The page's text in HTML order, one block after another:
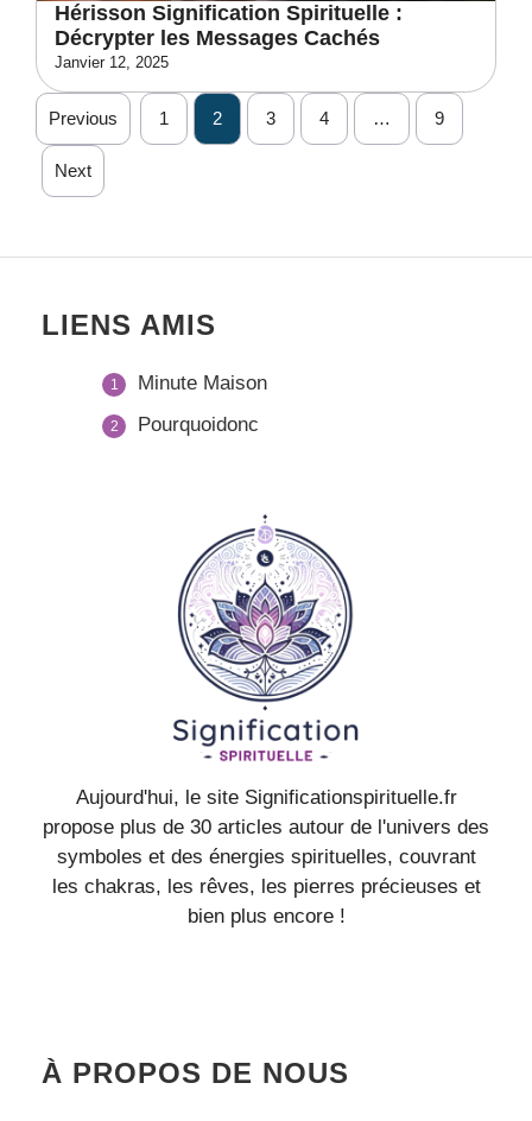
Hérisson Signification Spirituelle :
Décrypter les Messages Cachés
Janvier 12, 2025
Previous 1 2 3 4 … 9
Next
LIENS AMIS
Minute Maison
Pourquoidonc
Aujourd'hui, le site Significationspirituelle.fr
propose plus de 30 articles autour de l'univers des
symboles et des énergies spirituelles, couvrant
les chakras, les rêves, les pierres précieuses et
bien plus encore !
À PROPOS DE NOUS